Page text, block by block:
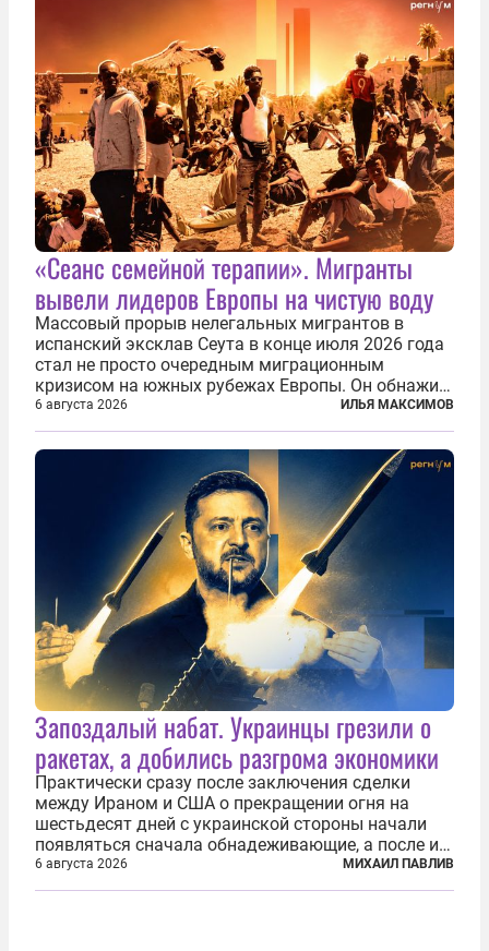
«Сеанс семейной терапии». Мигранты
вывели лидеров Европы на чистую воду
Массовый прорыв нелегальных мигрантов в
испанский эксклав Сеута в конце июля 2026 года
стал не просто очередным миграционным
кризисом на южных рубежах Европы. Он обнажил
фундаментальный раскол внутри Евросоюза,
продемонстрировав, что десятилетиями
выстраивавшаяся миграционная политика ЕС
6 августа 2026 ИЛЬЯ МАКСИМОВ
Запоздалый набат. Украинцы грезили о
ракетах, а добились разгрома экономики
Практически сразу после заключения сделки
между Ираном и США о прекращении огня на
шестьдесят дней с украинской стороны начали
появляться сначала обнадеживающие, а после и
вовсе бравурные заявления про некий «перелом»
в войне. Вероятно, в сознании первых лиц
6 августа 2026 МИХАИЛ ПАВЛИВ